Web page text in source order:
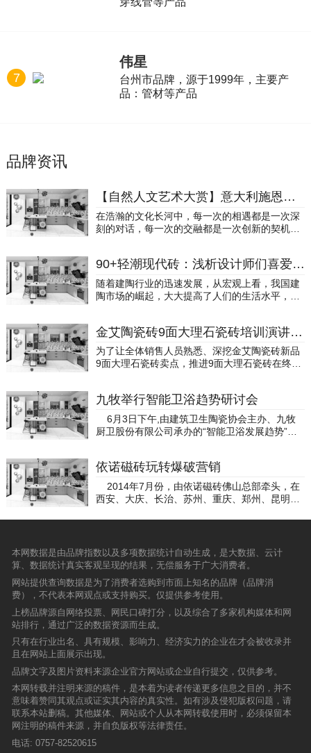
7
伟星
台州市品牌，源于1999年，主要产
品：管材等产品
品牌资讯
【自然人文艺术大赏】意大利施恩德岩板成功举办“岩遇·意境”高端设计师艺术共创
在浩瀚的文化长河中，每一次的相遇都是一次深
刻的对话，每一次的交融都是一次创新的契机。
艺术创新的盛事。它汇聚了东西方的艺术精髓，
将传统与现代、自然与人文、设计与生活完美融
合，为我们呈现了一场别开生面的岩板美学盛
典。“岩遇·意境”，以岩为媒，以意为魂，通过独
涵。而意境，则是中国传统文化的精髓，它追求
的是言外之意、象外之象，通过有限的形象表达
无限的情感与哲思。带着这些美好期许，6月13-
16日，来自全国的百位设计师、行业精英、媒体
与探讨艺术、设计、人居空间等领域，思考意大
利施恩德岩板倡导的岩板美学，包括其所蕴含的
自然精神和文化内涵，从而激发新的创意和灵
典来到北纬37°星空营地，戈壁的荒凉、辽阔和
闹，回归艺术的沉静、深邃和悠远的美。自然符
号与意大利施恩德岩板交响呼应，让人们感受到
的思考。高奢定制人居，发现生活的艺术之美如
何定义人居空间的至高之境，高奢生活寄托消费
者对于生活品质的至高追求，它不仅仅局限于物
质层面的享受，更是一种生活态度和价值观的体
及对生活美学的深度理解。在高奢定制生活中，
人们注重的是生活的品质和品味，而非简单的物
质堆砌。这种生活方式让人们更加关注自己的内
心需求和精神世界，追求一种更加充实和有意义
的生活。在全岩家居高奢定制中，岩板作为核心
高端主材，其独特的质感和纹理为家居空间带来
了全新的视觉体验。对艺术与自然的高度理解和
融合，是意大利施恩德岩板更具个性化和独特
性。通过深入了解消费者的需求和品味，高奢定
制能够为消费者提供量身打造的设计方案。从色
彩搭配到材质选择，从空间布局到极致细节，每
90+轻潮现代砖：浅析设计师们喜爱的品牌
随着建陶行业的迅速发展，从宏观上看，我国建
陶市场的崛起，大大提高了人们的生活水平，与
设计师展示其品牌优势和风采，希望能够打动设
计师芳心，与其携手合作，打造时尚、舒适且颇
有个性和品位的家居生活空间。但由于设计师的
审美眼光和时尚触觉与众不同，可见，陶企若想
升品牌的整体设计水平并不是一件容易的事。90
+轻潮现代砖：设计师喜爱品牌在这个商机无限
的泛家居时代，随着消费者对瓷砖产品、乃至家
居生活品质要求的逐渐提高，设计师的影响力和
为激烈，产品同质化的现象越来越明显，并成为
一直专注产品研发的陶企前进的阻碍力，造成这
一现象的主要问题在于终端市场缺乏创新性的产
品设计。因此，无可否认设计师与建陶行业之间
与设计师直接对接，如今，越来越多企业选择了
美，从而打造别具匠心的瓷砖产品。就建陶行业
设计师喜爱品牌——90+轻潮现代砖而言，不得
不提的是，前段时间在重庆二郎店举办的设计师
鉴砖活动。90+为现场设计师带来了多款明星产
品，让设计师零距离触摸感受90+轻潮现代砖的
质感。通过展示90+生产流程、产品矩阵的原创c
g动画，使设计师得以深入、全面地了解90+产品
成立之日起，90+便具有国际化的视野和快速发
展的品牌基因。仅用10年打造对标国际标准的瓷
砖产品，完成从学习西班牙、意大利先进瓷砖品
牌到玩转创意及研发，实现品质与设计的双重超
越。90+产品高迪米黄为了打造独特、细腻、自
然的瓷砖，创始人远赴60多个国家游学考察，学
习国外先进的设计理念与工艺，对标意大利顶级
瓷砖产品，结合中国潮流元素，演绎出90+轻潮
现代砖。90+产品高迪米黄空间图90+轻潮现代本
金艾陶瓷砖9面大理石瓷砖培训演讲赛圆满结束
为了让全体销售人员熟悉、深挖金艾陶瓷砖新品
9面大理石瓷砖卖点，推进9面大理石瓷砖在终端
于陶瓷一线品牌金艾陶瓷砖品牌总部一楼大堂激
情展开。此次培训演讲赛分为销售线人员和营销
后勤线人员两组，各组成员轮流上台进行新品相
关内容演讲，全体参赛人员参与评分，每位队员
则要接收相应的罚款和20个俯卧撑的惩罚。成功
总是属于有准备的人，从每位参赛人员慷慨激昂
的演讲就可以看出，他们在会前就已经做好了充
分的准备。大家从不同角度对9面大理石瓷砖新
耀分别获得销售线人员第一、二名；市场部活动
策划胡力、网销部客服李丹萍分别获得营销后勤
线人员第一、二名。2016下半年，金艾陶瓷砖品
牌隆重推出金艾陶9面大理石瓷砖新品，100%源
自意大利的原创设计，以罗马皇宫、米兰大教堂
的原石设计为蓝本，以9面纹理+通体、金刚颗
粒、柔光等多种工艺为基石，令市场无以复制，
必将引领瓷砖行业新潮流！没有经历过磨炼和奋
斗的人生是不完整的，在残酷的市场竞争中，想
负重任的金艾陶瓷砖品牌销售人员来说，只有在
总结中发现问题，在规划中坚定方向，不断拼
搏，不断前行，才能取得成功。此次大赛增强了
销售人员对9面大理石瓷砖新品的了解，对新产
品的卖点也有了更深的认知，各位销售人员相互
学习，取长补短，实现了资源共享，提高了金艾
九牧举行智能卫浴趋势研讨会
6月3日下午,由建筑卫生陶瓷协会主办、九牧
厨卫股份有限公司承办的“智能卫浴发展趋势”研
协会驻会会长夏高生率先上台致辞，他以自己丰
富的行业经验向来宾们讲解了智能马桶受重视的
渊源，从厕所革命窥见智能卫浴发展的良机，论
证智能卫浴成为趋势已成必然。 九牧厨卫股份
有限公司副总裁张彬就以“智能卫浴发展之我
了智能化而智能化，而是会专注卫浴产品研发，
从解决用户真正的需求出发，为用户提供智能、
健康、人性、环保的卫浴产品。九牧厨卫股份有
限公司副总裁张彬
依诺磁砖玩转爆破营销
2014年7月份，由依诺磁砖佛山总部牵头，在
西安、大庆、长治、苏州、重庆、郑州、昆明7
本网数据是由品牌指数以及多项数据统计自动生成，是大数据、云计
算、数据统计真实客观呈现的结果，无偿服务于广大消费者。
网站提供查询数据是为了消费者选购到市面上知名的品牌（品牌消
费），不代表本网观点或支持购买。仅提供参考使用。
上榜品牌源自网络投票、网民口碑打分，以及综合了多家机构媒体和网
站排行，通过广泛的数据资源而生成。
只有在行业出名、具有规模、影响力、经济实力的企业在才会被收录并
且在网站上面展示出现。
品牌文字及图片资料来源企业官方网站或企业自行提交，仅供参考。
本网转载并注明来源的稿件，是本着为读者传递更多信息之目的，并不
意味着赞同其观点或证实其内容的真实性。如有涉及侵犯版权问题，请
联系本站删稿。其他媒体、网站或个人从本网转载使用时，必须保留本
网注明的稿件来源，并自负版权等法律责任。
电话: 0757-82520615